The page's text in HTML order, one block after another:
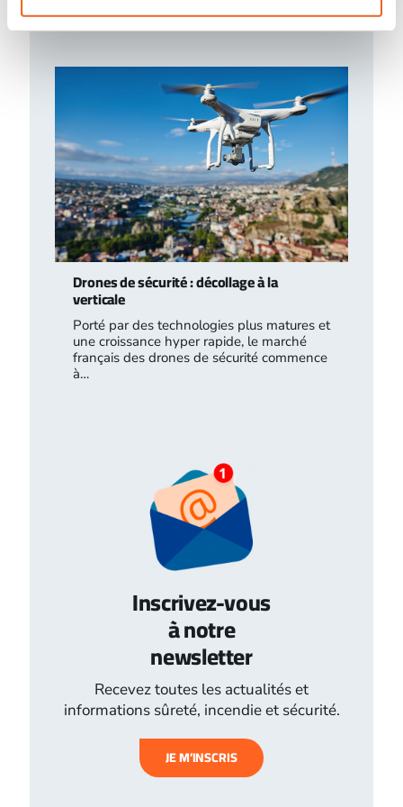
rubriques 2790 (traitement…
Drones de sécurité : décollage à la
verticale
Porté par des technologies plus matures et
une croissance hyper rapide, le marché
français des drones de sécurité commence
à…
Inscrivez-vous
à notre
newsletter
Recevez toutes les actualités et
informations sûreté, incendie et sécurité.
JE M’INSCRIS